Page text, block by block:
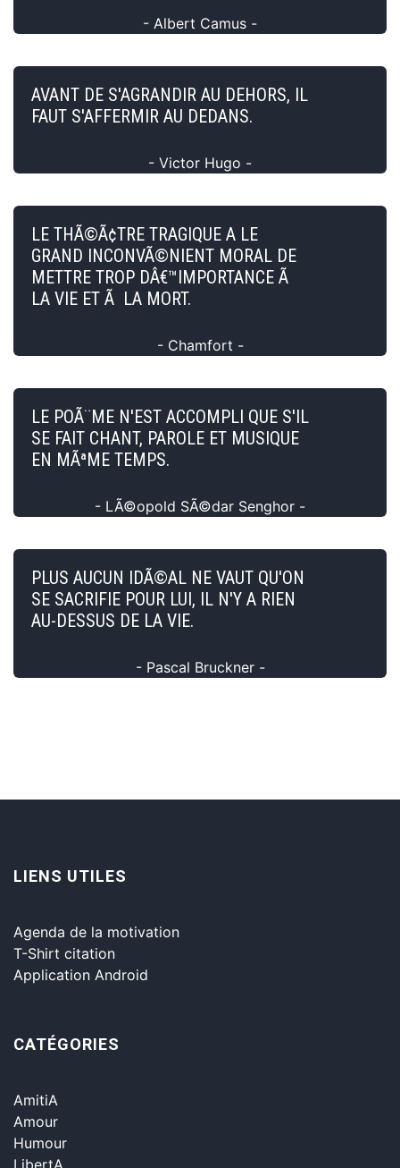
- Albert Camus -
AVANT DE S'AGRANDIR AU DEHORS, IL
FAUT S'AFFERMIR AU DEDANS.
- Victor Hugo -
LE THÃ©Ã¢TRE TRAGIQUE A LE
GRAND INCONVÃ©NIENT MORAL DE
METTRE TROP DÂ€™IMPORTANCE Ã
LA VIE ET Ã LA MORT.
- Chamfort -
LE POÃ¨ME N'EST ACCOMPLI QUE S'IL
SE FAIT CHANT, PAROLE ET MUSIQUE
EN MÃªME TEMPS.
- LÃ©opold SÃ©dar Senghor -
PLUS AUCUN IDÃ©AL NE VAUT QU'ON
SE SACRIFIE POUR LUI, IL N'Y A RIEN
AU-DESSUS DE LA VIE.
- Pascal Bruckner -
LIENS UTILES
Agenda de la motivation
T-Shirt citation
Application Android
CATÉGORIES
AmitiA
Amour
Humour
LibertA